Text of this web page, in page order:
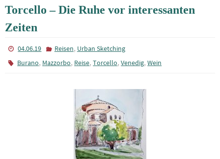
Torcello – Die Ruhe vor interessanten
Zeiten
04.06.19 Reisen, Urban Sketching
Burano, Mazzorbo, Reise,Torcello,Venedig,Wein